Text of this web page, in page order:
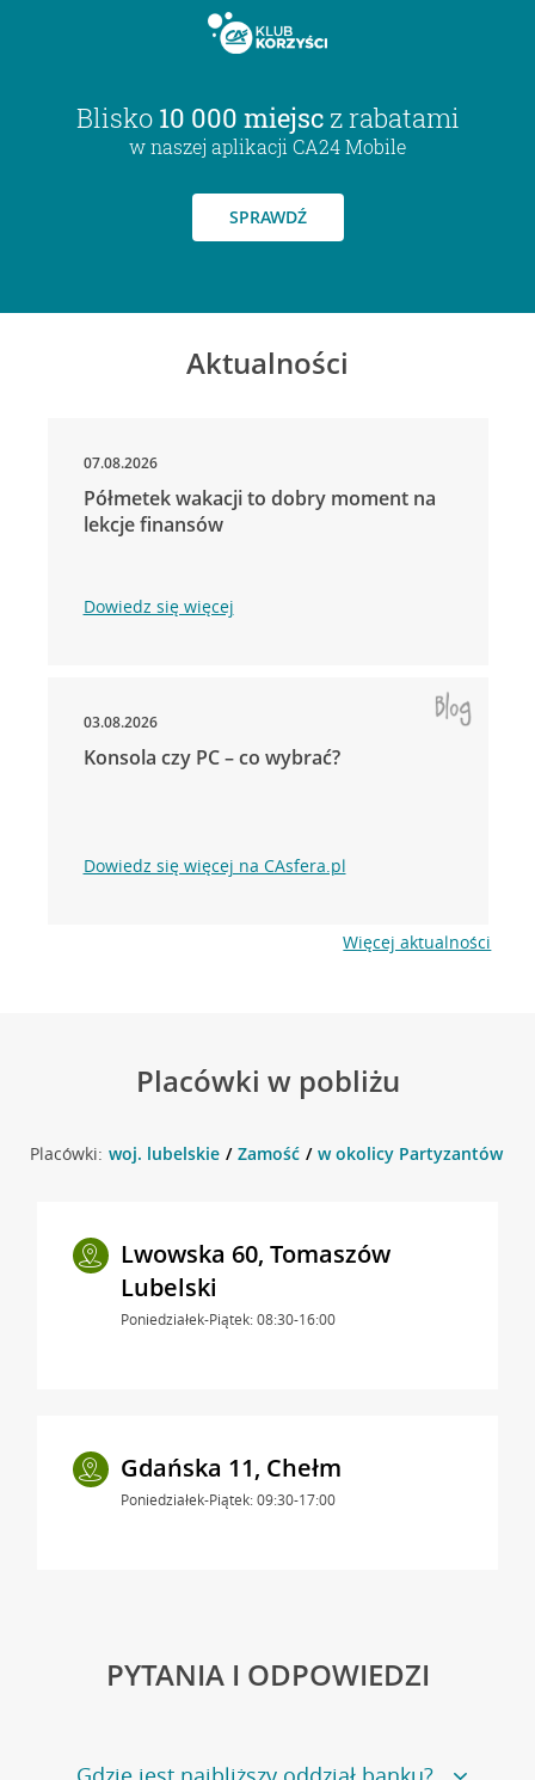
Blisko 10 000 miejsc z rabatami
w naszej aplikacji CA24 Mobile
SPRAWDŹ
Aktualności
07.08.2026
Półmetek wakacji to dobry moment na
lekcje finansów
Dowiedz się więcej
03.08.2026
Konsola czy PC – co wybrać?
Dowiedz się więcej na CAsfera.pl
Więcej aktualności
Placówki w pobliżu
Placówki: woj. lubelskie Zamość w okolicy Partyzantów 74,
Lwowska 60, Tomaszów
Lubelski
Poniedziałek-Piątek: 08:30-16:00
Gdańska 11, Chełm
Poniedziałek-Piątek: 09:30-17:00
PYTANIA I ODPOWIEDZI